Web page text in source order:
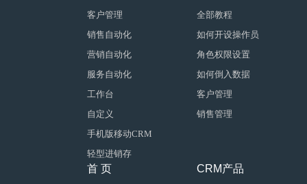
全部教程
如何开设操作员
角色权限设置
如何倒入数据
客户管理
销售管理
客户管理
销售自动化
营销自动化
服务自动化
工作台
自定义
手机版移动CRM
轻型进销存
CRM产品
首 页